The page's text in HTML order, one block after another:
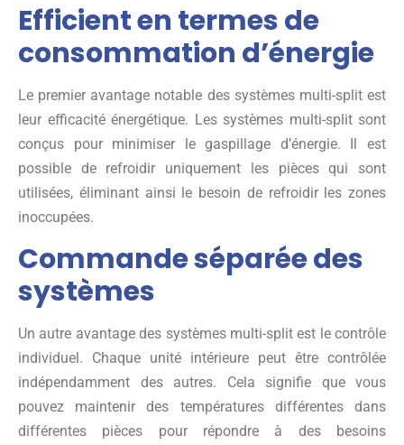
Efficient en termes de
consommation d’énergie
Le premier avantage notable des systèmes multi-split est
leur efficacité énergétique. Les systèmes multi-split sont
conçus pour minimiser le gaspillage d’énergie. Il est
possible de refroidir uniquement les pièces qui sont
utilisées, éliminant ainsi le besoin de refroidir les zones
inoccupées.
Commande séparée des
systèmes
Un autre avantage des systèmes multi-split est le contrôle
individuel. Chaque unité intérieure peut être contrôlée
indépendamment des autres. Cela signifie que vous
pouvez maintenir des températures différentes dans
différentes pièces pour répondre à des besoins